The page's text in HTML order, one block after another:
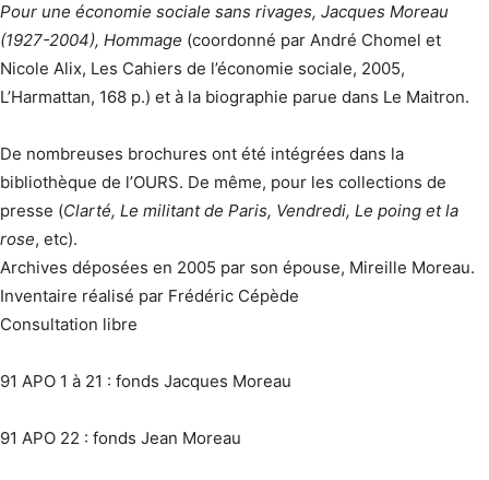
Pour une économie sociale sans rivages, Jacques Moreau
(1927-2004), Hommage (coordonné par André Chomel et
Nicole Alix, Les Cahiers de l’économie sociale, 2005,
L’Harmattan, 168 p.) et à la biographie parue dans Le Maitron.
De nombreuses brochures ont été intégrées dans la
bibliothèque de l’OURS. De même, pour les collections de
presse (Clarté, Le militant de Paris, Vendredi, Le poing et la
rose, etc).
Archives déposées en 2005 par son épouse, Mireille Moreau.
Inventaire réalisé par Frédéric Cépède
Consultation libre
91 APO 1 à 21 : fonds Jacques Moreau
91 APO 22 : fonds Jean Moreau